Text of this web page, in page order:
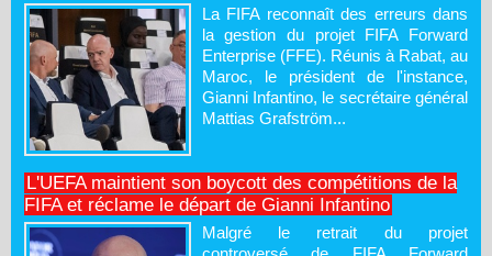
La FIFA reconnaît des erreurs dans
la gestion du projet FIFA Forward
Enterprise (FFE). Réunis à Rabat, au
Maroc, le président de l'instance,
Gianni Infantino, le secrétaire général
Mattias Grafström...
L'UEFA maintient son boycott des compétitions de la
FIFA et réclame le départ de Gianni Infantino
Malgré le retrait du projet